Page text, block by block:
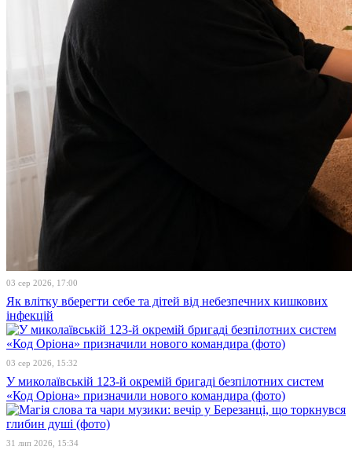
03 сер 2026, 17:00
Як влітку вберегти себе та дітей від небезпечних кишкових
інфекцій
03 сер 2026, 15:32
У миколаївській 123-й окремій бригаді безпілотних систем
«Код Оріона» призначили нового командира (фото)
31 лип 2026, 15:34